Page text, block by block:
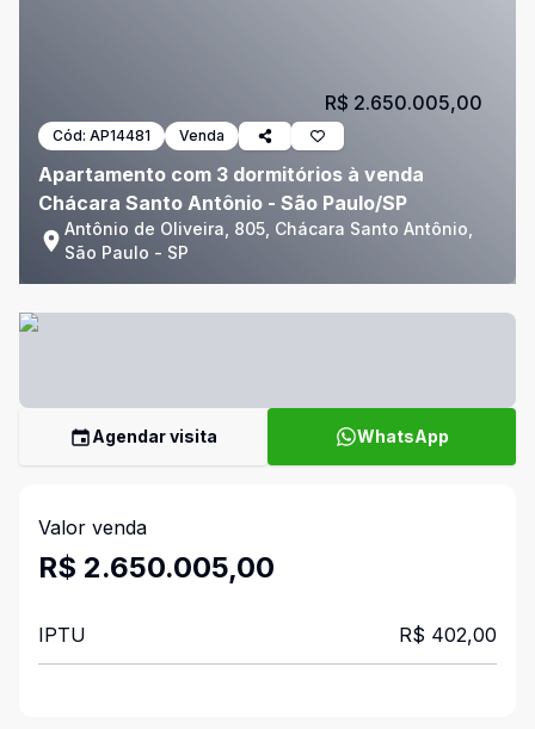
Cód: AP14481 Venda
Apartamento com 3 dormitórios à venda
Chácara Santo Antônio - São Paulo/SP
Antônio de Oliveira, 805, Chácara Santo Antônio,
São Paulo - SP
R$ 2.650.005,00
Agendar visita WhatsApp
Valor venda
R$ 2.650.005,00
IPTU R$ 402,00